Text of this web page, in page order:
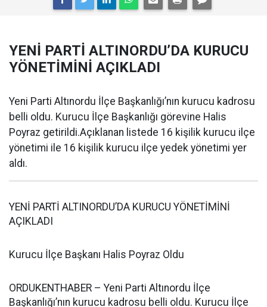
YENİ PARTİ ALTINORDU’DA KURUCU
YÖNETİMİNİ AÇIKLADI
Yeni Parti Altınordu İlçe Başkanlığı’nın kurucu kadrosu
belli oldu. Kurucu İlçe Başkanlığı görevine Halis
Poyraz getirildi.Açıklanan listede 16 kişilik kurucu ilçe
yönetimi ile 16 kişilik kurucu ilçe yedek yönetimi yer
aldı.
YENİ PARTİ ALTINORDU’DA KURUCU YÖNETİMİNİ
AÇIKLADI
Kurucu İlçe Başkanı Halis Poyraz Oldu
ORDUKENTHABER – Yeni Parti Altınordu İlçe
Başkanlığı’nın kurucu kadrosu belli oldu. Kurucu İlçe